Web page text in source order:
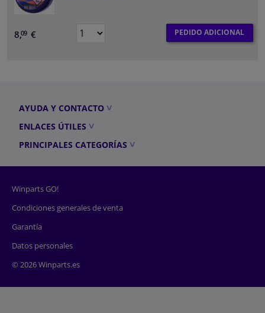
8,09 € PEDIDO ADICIONAL
AYUDA Y CONTACTO
ENLACES ÚTILES
PRINCIPALES CATEGORÍAS
Winparts GO!
Condiciones generales de venta
Garantía
Datos personales
© 2026 Winparts.es